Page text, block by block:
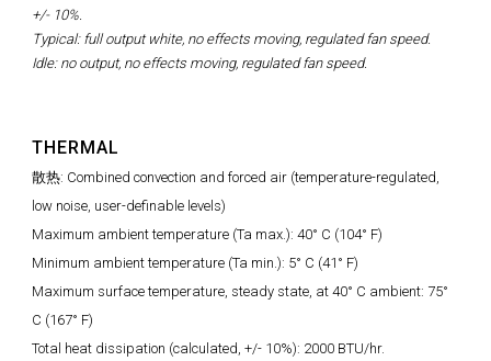
+/- 10%.
Typical: full output white, no effects moving, regulated fan speed.
Idle: no output, no effects moving, regulated fan speed.
THERMAL
散热: Combined convection and forced air (temperature-regulated,
low noise, user-definable levels)
Maximum ambient temperature (Ta max.): 40° C (104° F)
Minimum ambient temperature (Ta min.): 5° C (41° F)
Maximum surface temperature, steady state, at 40° C ambient: 75°
C (167° F)
Total heat dissipation (calculated, +/- 10%): 2000 BTU/hr.